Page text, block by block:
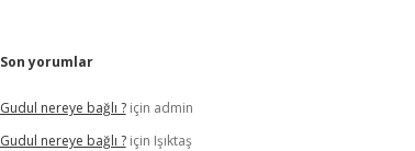
Son yorumlar
Gudul nereye bağlı ?için admin
Gudul nereye bağlı ?için Işıktaş